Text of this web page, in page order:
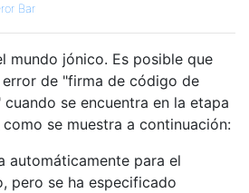
Bar
mundo jónico. Es posible que
error de "firma de código de
se encuentra en la etapa
como se muestra a continuación:
automáticamente para el
pero se ha especificado